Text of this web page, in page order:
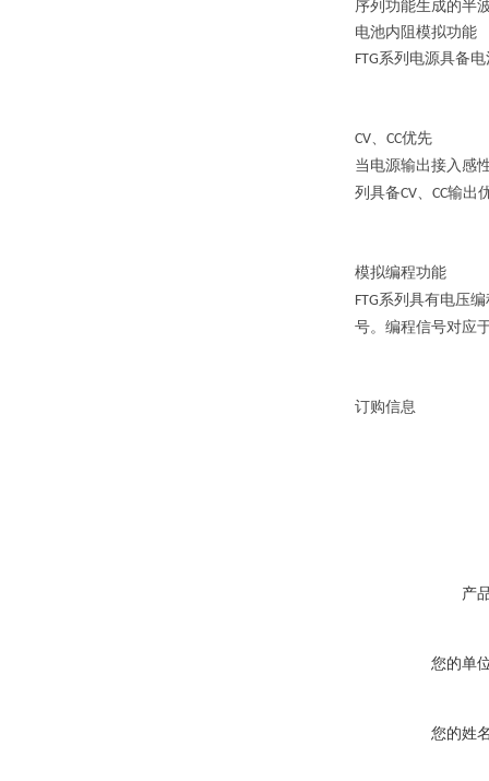
序列功能生成的半
电池内阻模拟功能
FTG系列电源具备
CV、 CC优先
当电源输出接入感
列具备CV、 CC输出
模拟编程功能
FTG系列具有电压
号。编程信号对应
订购信息
产
您的单
您的姓